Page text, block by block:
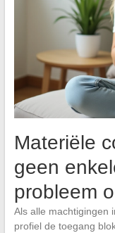
Materiële
geen
probleem
Als alle machtigingen
profiel de toegang